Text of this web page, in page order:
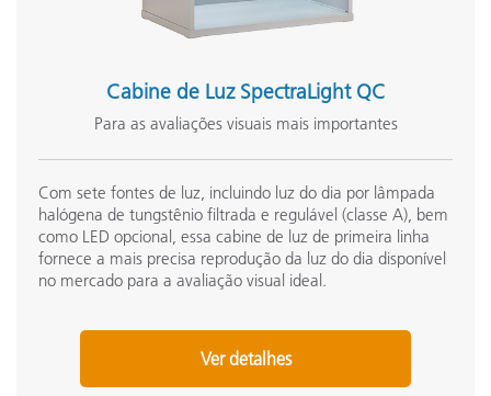
Cabine de Luz SpectraLight QC
Para as avaliações visuais mais importantes
Com sete fontes de luz, incluindo luz do dia por lâmpada
halógena de tungstênio filtrada e regulável (classe A), bem
como LED opcional, essa cabine de luz de primeira linha
fornece a mais precisa reprodução da luz do dia disponível
no mercado para a avaliação visual ideal.
Ver detalhes